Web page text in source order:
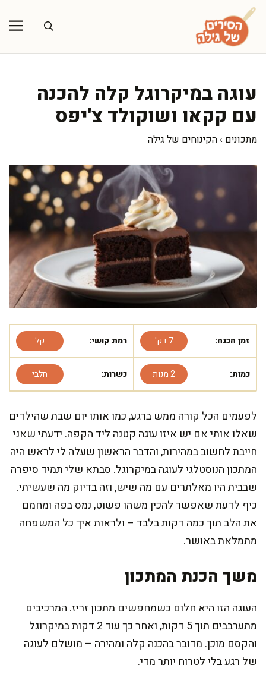
לדלג
לתוכן
עוגה במיקרוגל קלה להכנה
עם קקאו ושוקולד צ'יפס
מתכונים › הקינוחים של גילה
זמן הכנה: 7 דק' רמת קושי: קל
כמות: 2 מנות כשרות: חלבי
לפעמים הכל קורה ממש ברגע, כמו אותו יום שבת שהילדים
שאלו אותי אם יש איזו עוגה קטנה ליד הקפה. ידעתי שאני
חייבת לחשוב במהירות, והדבר הראשון שעלה לי לראש היה
המתכון הנוסטלגי לעוגה במיקרוגל. סבתא שלי תמיד סיפרה
שבבית היו מאלתרים עם מה שיש, וזה בדיוק מה שעשיתי.
כיף לדעת שאפשר להכין משהו פשוט, נמס בפה ומחמם
את הלב תוך כמה דקות בלבד – ולראות איך כל המשפחה
מתמלאת באושר.
משך הכנת המתכון
העוגה הזו היא חלום כשמחפשים מתכון זריז. המרכיבים
מתערבבים תוך 5 דקות, ואחר כך עוד 2 דקות במיקרוגל
והקסם מוכן. מדובר בהכנה קלה ומהירה – מושלם לעוגה
של רגע בלי לטרוח יותר מדי.